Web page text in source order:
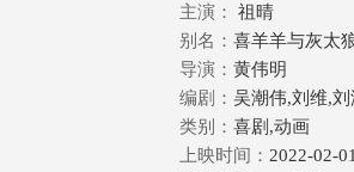
主演：
祖晴
别名： 喜羊羊与灰太
导演： 黄伟明
编剧： 吴潮伟,刘维,
类别： 喜剧,动画
上映时间： 2022-02-01